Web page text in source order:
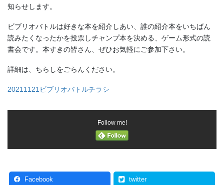
知らせします。
ビブリオバトルは好きな本を紹介しあい、誰の紹介本をいちばん
読みたくなったかを投票しチャンプ本を決める、ゲーム形式の読
書会です。本すきの皆さん、ぜひお気軽にご参加下さい。
詳細は、ちらしをごらんください。
20211121ビブリオバトルチラシ
Follow me!
Facebook twitter